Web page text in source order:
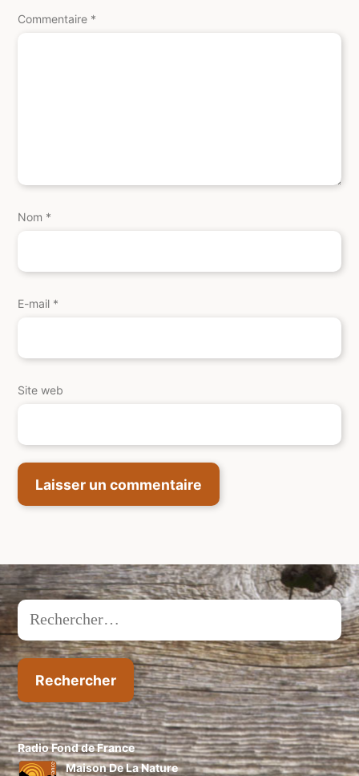
Commentaire *
Nom *
E-mail *
Site web
Rechercher :
Radio Fond de France
Maison De La Nature